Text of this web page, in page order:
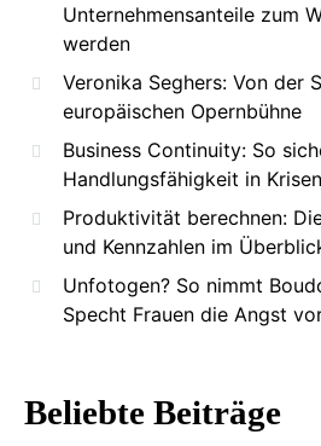
Unternehmensanteile zum
werden
Veronika Seghers: Von der
europäischen Opernbühne
Business Continuity: So
Handlungsfähigkeit in
Produktivität berechnen:
und Kennzahlen im
Unfotogen? So nimmt
Specht Frauen die Angst
Beliebte Beiträge